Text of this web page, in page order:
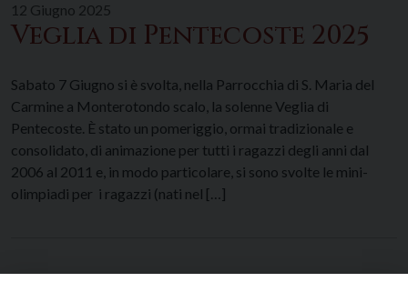
12 Giugno 2025
Veglia di Pentecoste 2025
Sabato 7 Giugno si è svolta, nella Parrocchia di S. Maria del
Carmine a Monterotondo scalo, la solenne Veglia di
Pentecoste. È stato un pomeriggio, ormai tradizionale e
consolidato, di animazione per tutti i ragazzi degli anni dal
2006 al 2011 e, in modo particolare, si sono svolte le mini-
olimpiadi per i ragazzi (nati nel […]